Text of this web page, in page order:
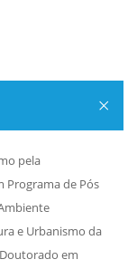
pela
Programa de Pós
e Urbanismo da
Doutorado em